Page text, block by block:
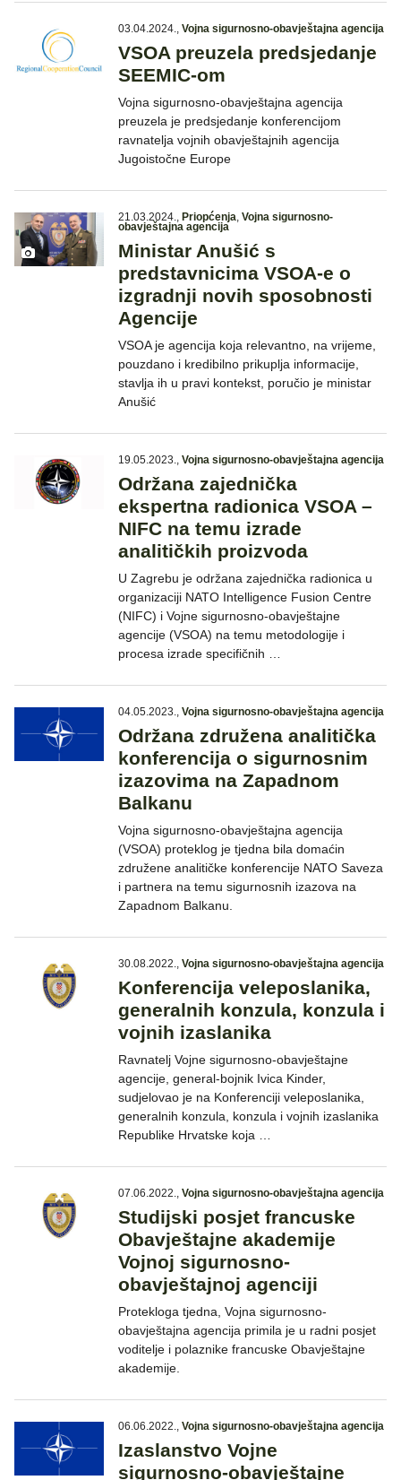
03.04.2024., Vojna sigurnosno-obavještajna agencija
VSOA preuzela predsjedanje
SEEMIC-om
Vojna sigurnosno-obavještajna agencija
preuzela je predsjedanje konferencijom
ravnatelja vojnih obavještajnih agencija
Jugoistočne Europe
21.03.2024., Priopćenja, Vojna sigurnosno-
obavještajna agencija
Ministar Anušić s
predstavnicima VSOA-e o
izgradnji novih sposobnosti
Agencije
VSOA je agencija koja relevantno, na vrijeme,
pouzdano i kredibilno prikuplja informacije,
stavlja ih u pravi kontekst, poručio je ministar
Anušić
19.05.2023., Vojna sigurnosno-obavještajna agencija
Održana zajednička
ekspertna radionica VSOA –
NIFC na temu izrade
analitičkih proizvoda
U Zagrebu je održana zajednička radionica u
organizaciji NATO Intelligence Fusion Centre
(NIFC) i Vojne sigurnosno-obavještajne
agencije (VSOA) na temu metodologije i
procesa izrade specifičnih …
04.05.2023., Vojna sigurnosno-obavještajna agencija
Održana združena analitička
konferencija o sigurnosnim
izazovima na Zapadnom
Balkanu
Vojna sigurnosno-obavještajna agencija
(VSOA) proteklog je tjedna bila domaćin
združene analitičke konferencije NATO Saveza
i partnera na temu sigurnosnih izazova na
Zapadnom Balkanu.
30.08.2022., Vojna sigurnosno-obavještajna agencija
Konferencija veleposlanika,
generalnih konzula, konzula i
vojnih izaslanika
Ravnatelj Vojne sigurnosno-obavještajne
agencije, general-bojnik Ivica Kinder,
sudjelovao je na Konferenciji veleposlanika,
generalnih konzula, konzula i vojnih izaslanika
Republike Hrvatske koja …
07.06.2022., Vojna sigurnosno-obavještajna agencija
Studijski posjet francuske
Obavještajne akademije
Vojnoj sigurnosno-
obavještajnoj agenciji
Protekloga tjedna, Vojna sigurnosno-
obavještajna agencija primila je u radni posjet
voditelje i polaznike francuske Obavještajne
akademije.
06.06.2022., Vojna sigurnosno-obavještajna agencija
Izaslanstvo Vojne
sigurnosno-obavještajne